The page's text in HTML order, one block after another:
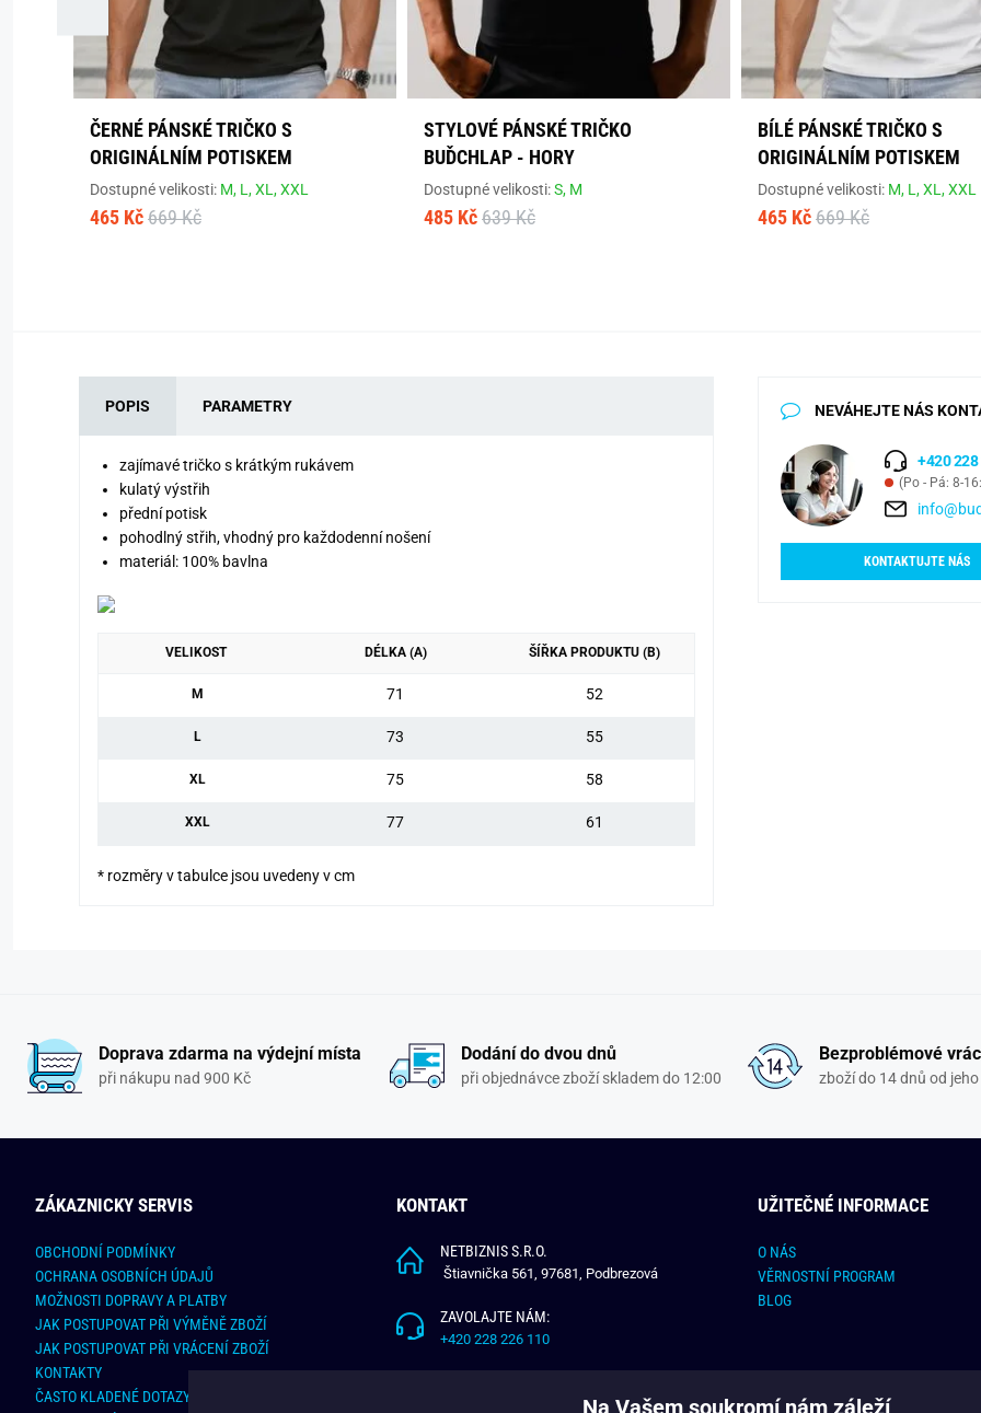
ČERNÉ PÁNSKÉ TRIČKO S
ORIGINÁLNÍM POTISKEM
Dostupné velikosti: M, L,XL,XXL
465 Kč 669 Kč
STYLOVÉ PÁNSKÉ TRIČKO
BUĎCHLAP - HORY
Dostupné velikosti:S, M
485 Kč 639 Kč
BÍLÉ PÁNSKÉ TRIČKO S
ORIGINÁLNÍM POTISKEM
Dostupné velikosti: M, L,XL,XXL
465 Kč 669 Kč
POPIS PARAMETRY
zajímavé tričko s krátkým rukávem
kulatý výstřih
přední potisk
pohodlný střih, vhodný pro každodenní nošení
materiál: 100% bavlna
VELIKOST DÉLKA (A) ŠÍŘKA PRODUKTU (B)
M 71 52
L 73 55
XL 75 58
XXL 77 61
* rozměry v tabulce jsou uvedeny v cm
NEVÁHEJTE NÁS
+420 228
(Po - Pá: 8-
KONTAKTUJTE NÁS
Doprava zdarma na výdejní místa
při nákupu nad 900 Kč
Dodání do dvou dnů
při objednávce zboží skladem do 12:00
Bezproblémové
zboží do 14 dnů od
ZÁKAZNICKY SERVIS
OBCHODNÍ PODMÍNKY
OCHRANA OSOBNÍCH ÚDAJŮ
MOŽNOSTI DOPRAVY A PLATBY
JAK POSTUPOVAT PŘI VÝMĚNĚ ZBOŽÍ
JAK POSTUPOVAT PŘI VRÁCENÍ ZBOŽÍ
KONTAKTY
ČASTO KLADENÉ DOTAZY
KONTAKT
NETBIZNIS S.R.O.
Štiavnička 561, 97681, Podbrezová
ZAVOLAJTE NÁM:
+420 228 226 110
UŽITEČNÉ INFORMACE
O NÁS
VĚRNOSTNÍ PROGRAM
BLOG
Na Vašem soukromí nám záleží